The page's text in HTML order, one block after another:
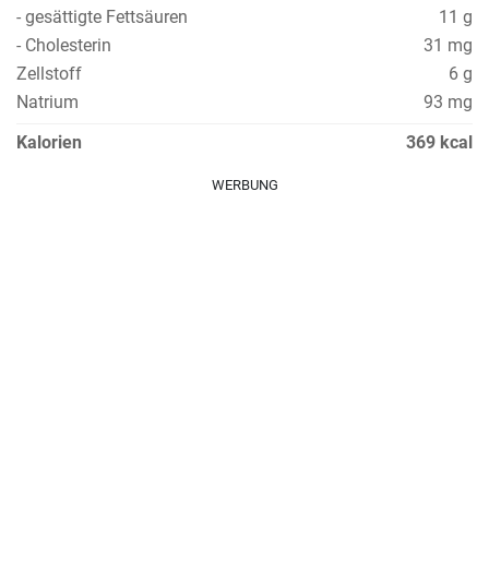
- gesättigte Fettsäuren
11 g
- Cholesterin
31 mg
Zellstoff
6 g
Natrium
93 mg
Kalorien
369 kcal
WERBUNG